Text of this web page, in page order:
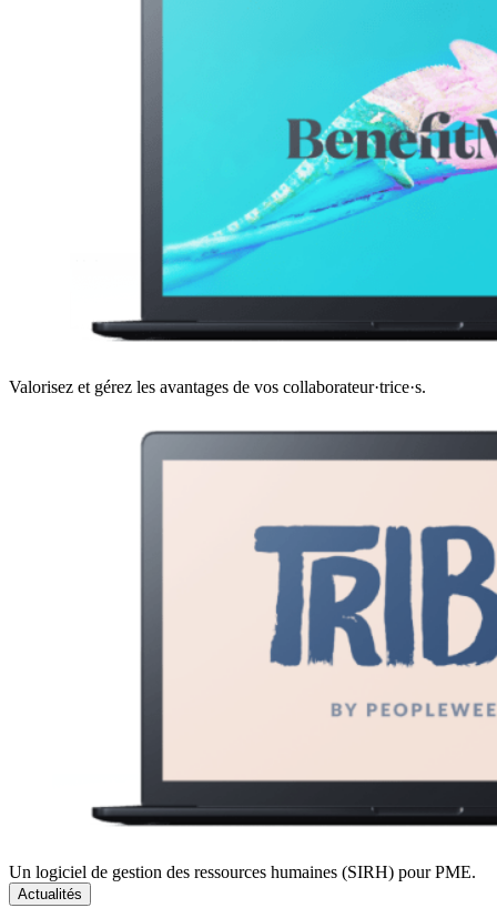
Valorisez et gérez les avantages de vos collaborateur·trice·s.
Un logiciel de gestion des ressources humaines (SIRH) pour PME.
Actualités